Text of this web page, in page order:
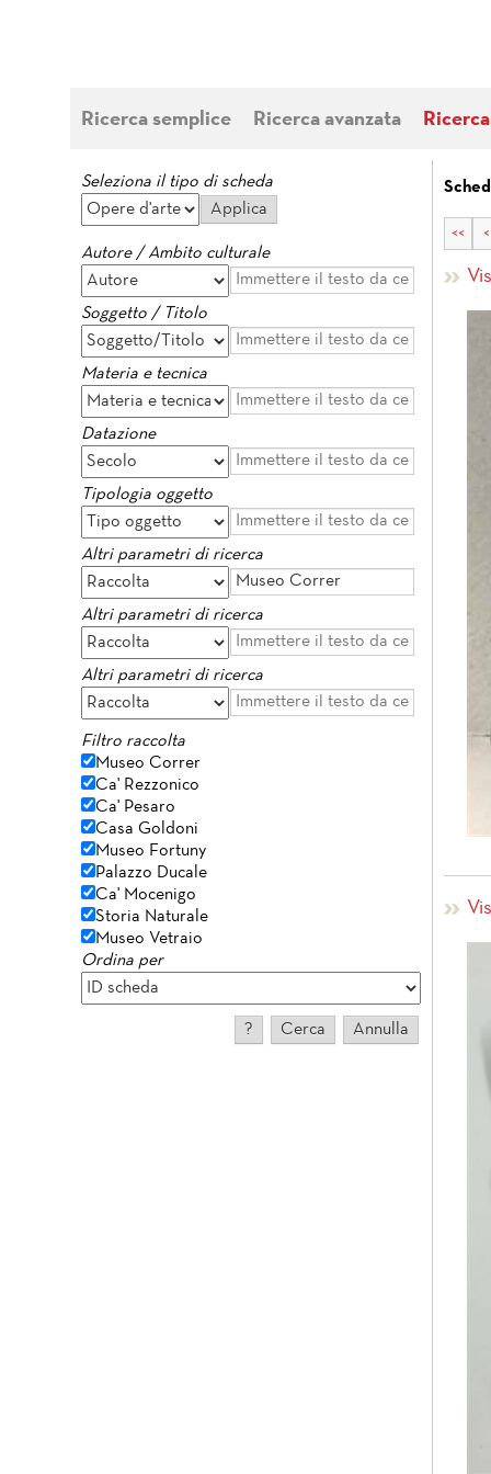
Ricerca semplice Ricerca avanzata
Seleziona il tipo di scheda
Autore / Ambito culturale
Soggetto / Titolo
Materia e tecnica
Datazione
Tipologia oggetto
Altri parametri di ricerca
Altri parametri di ricerca
Altri parametri di ricerca
Filtro raccolta
Museo Correr
Ca' Rezzonico
Ca' Pesaro
Casa Goldoni
Museo Fortuny
Palazzo Ducale
Ca' Mocenigo
Storia Naturale
Museo Vetraio
Ordina per
<< <